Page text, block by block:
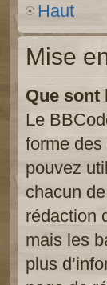
Haut
Mise
Que sont
Le
forme des
pouvez
chacun
rédaction
mais les
plus